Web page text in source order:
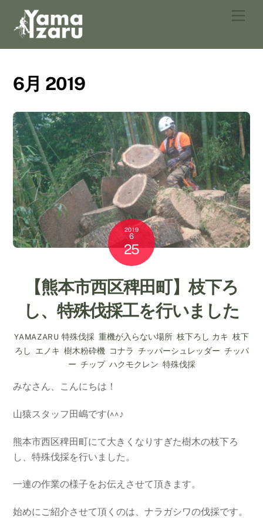
content
6月 2019
2019
6
25
【熊本市西区稗田町】枝下ろ
し、特殊伐採工を行いました
YAMAZARU 特殊伐採, 重機が入らない場所, 枝下ろし カキ 枝下
ろし エノキ 樹木粉砕機 コナラ チッパーシュレッダー チッパ
ー チップ, ハクモクレン 特殊伐採
みなさん、こんにちは！
山猿スタッフ田嶋です(^^♪
熊本市西区稗田町にて大きくなりすぎた樹木の枝下ろ
し、特殊伐採を行いました。
一連の作業の様子をお伝えさせて頂きます。
始めにご紹介させて頂くのは、ナラガシワの伐採です。